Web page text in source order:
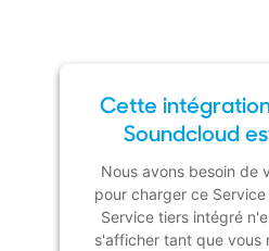
Cette
Soundcloud
Nous avons besoin de
pour charger ce
Service tiers intégré
s'afficher tant que vous